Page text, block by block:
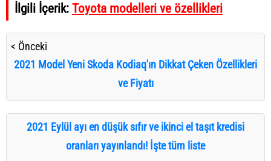
İlgili İçerik: Toyota modelleri ve özellikleri
< Önceki
2021 Model Yeni Skoda Kodiaq'ın Dikkat Çeken Özellikleri
ve Fiyatı
2021 Eylül ayı en düşük sıfır ve ikinci el taşıt kredisi
oranları yayınlandı! İşte tüm liste